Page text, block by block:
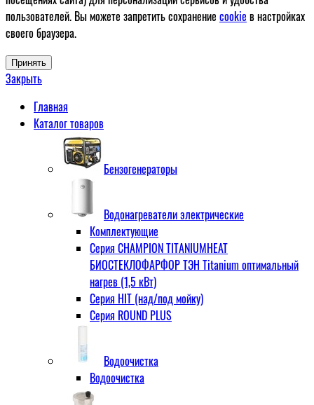
пользователей. Вы можете запретить сохранение cookie в настройках
своего браузера.
Принять
Закрыть
Главная
Каталог товаров
Бензогенераторы
Водонагреватели электрические
Комплектующие
Серия CHAMPION TITANIUMHEAT
БИОСТЕКЛОФАРФОР ТЭН Titanium оптимальный
нагрев (1,5 кВт)
Серия HIT (над/под мойку)
Серия ROUND PLUS
Водоочистка
Водоочистка